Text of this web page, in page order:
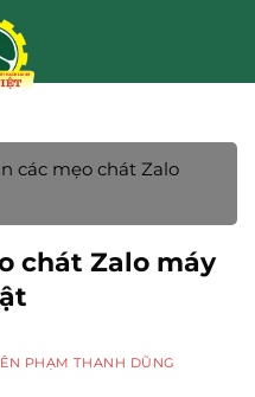
các mẹo chát Zalo
chát Zalo máy
PHẠM THANH DŨNG